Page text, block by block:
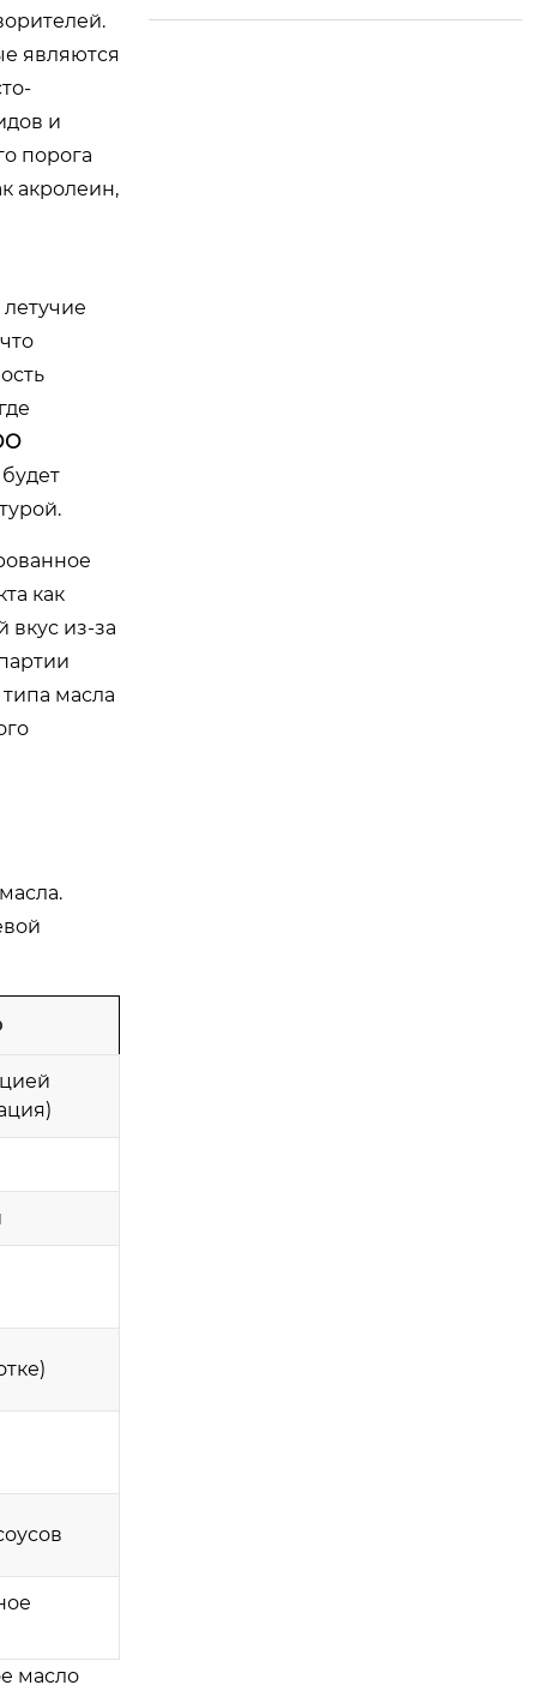
являются
и
порога
акролеин,
как
вкус из-за
масла
масло
ng Donglai! Их прив